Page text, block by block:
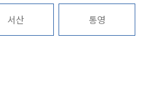
업무분야
서산 통영